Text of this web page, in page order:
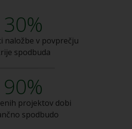
30%
naložbe v povprečju
spodbuda
90%
projektov dobi
spodbudo